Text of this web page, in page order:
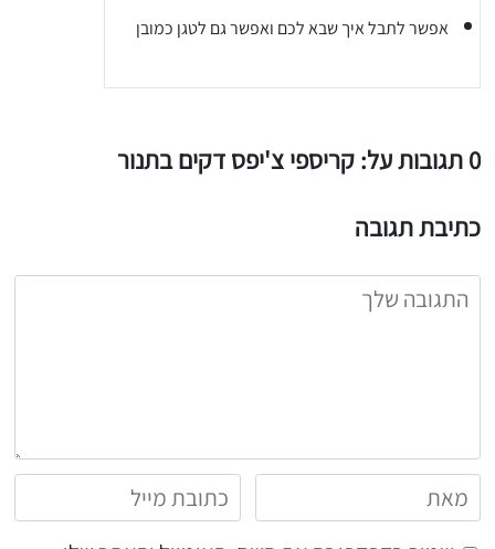
אותי באינסטגרם
הכנתם מתכון שלי? חפשו "Shahar_Hen_Hayokra" באינסטגרם עקבו אחריי עוד היום ותעלו את המתכון שהכנתם לסטורי ואני
אפשר לתבל איך שבא לכם ואפשר גם לטגן כמובן
0 תגובות על: קריספי צ'יפס דקים בתנור
כתיבת תגובה